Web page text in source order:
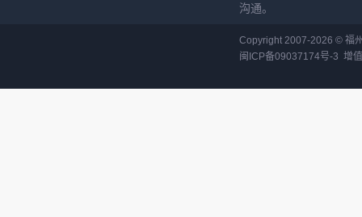
沟通。
Copyright 2007-2026 © 福
闽ICP备09037174号-3 增